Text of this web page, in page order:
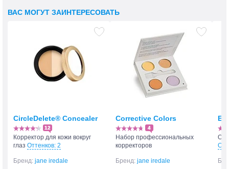
ВАС МОГУТ ЗАИНТЕРЕСОВАТЬ
CircleDelete® Concealer
12
Корректор для кожи вокруг
глаз Оттенков: 2
Бренд: jane iredale
Corrective Colors
4
Набор профессиональных
корректоров
Бренд: jane iredale